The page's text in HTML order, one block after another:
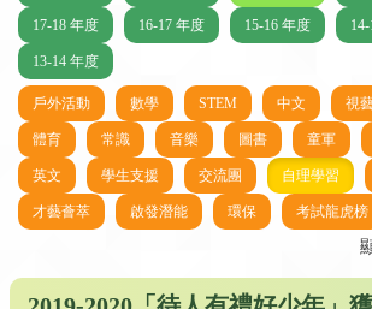
17-18 年度 16-17 年度 15-16 年度
13-14 年度
戶外活動 數學 STEM 中文 視
體育 常識 音樂 圖書 童軍
英文 學生支援 交流團 自理學習
才藝薈萃 啟發潛能 環保 考試龍虎榜